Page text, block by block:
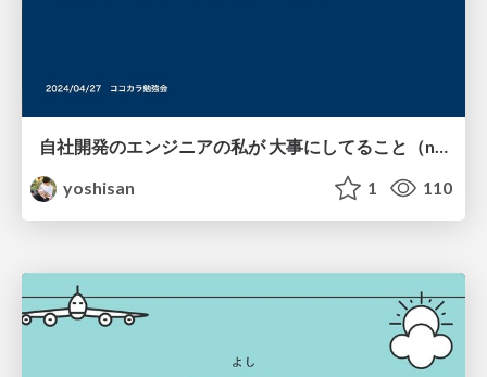
自社開発のエンジニアの私が 大事にしてること（n=1）
yoshisan
1 110